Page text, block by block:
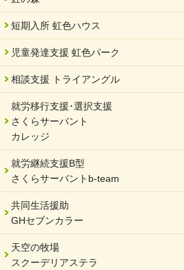
短期入所 虹色ハウス
児童発達支援 虹色パーク
相談支援 トライアングル
就労移行支援･選択支援
さくらサーバント
カレッジ
就労継続支援B型
さくらサーバントb-team
共同生活援助
GHセブンカラー
天空の牧場
スクーデリアステラ